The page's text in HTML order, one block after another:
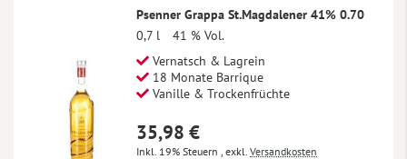
Psenner Grappa St.Magdalener 41% 0.70
0,7 l
41 % Vol.
Vernatsch & Lagrein
18 Monate Barrique
Vanille & Trockenfrüchte
35,98 €
Inkl. 19% Steuern , exkl. Versandkosten